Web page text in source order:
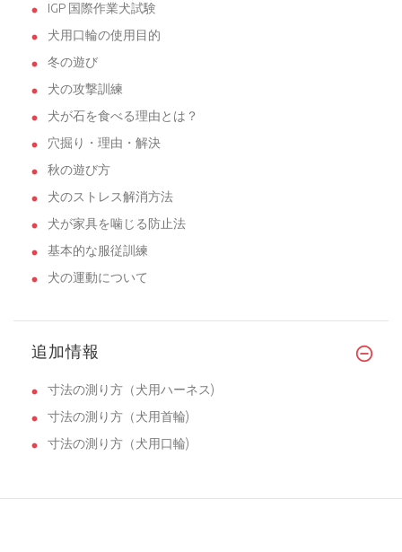
IGP 国際作業犬試験
犬用口輪の使用目的
冬の遊び
犬の攻撃訓練
犬が石を食べる理由とは？
穴掘り・理由・解決
秋の遊び方
犬のストレス解消方法
犬が家具を噛じる防止法
基本的な服従訓練
犬の運動について
追加情報
寸法の測り方（犬用ハーネス)
寸法の測り方（犬用首輪)
寸法の測り方（犬用口輪)